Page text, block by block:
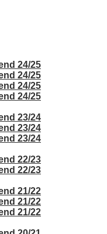
24/25
24/25
24/25
24/25
23/24
23/24
23/24
22/23
22/23
21/22
21/22
21/22